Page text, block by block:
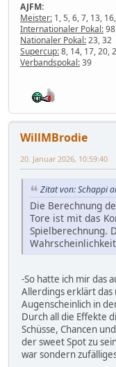
AJFM:
Meister: 1, 5, 6, 7, 13,
Internationaler Pokal:98
Nationaler Pokal:23, 32
Supercup:8, 14, 17, 20,
Verbandspokal:39
WillMBrodie
20. Januar 2026, 10:59:40
Zitat von: Schappi
Die Berechnung
Tore ist mit das
Spielberechnung.
-So hatte ich mir das
Allerdings erklärt das
Augenscheinlich in
Durch all die Effekte
Schüsse, Chancen
der sweet Spot zu
war sondern